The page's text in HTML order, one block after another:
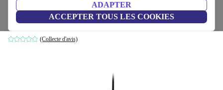
ADAPTER
ACCEPTER TOUS LES COOKIES
Acer Predator Aethon 300
Cherry MX BLUE | Noir | DE
(Collecte d'avis)